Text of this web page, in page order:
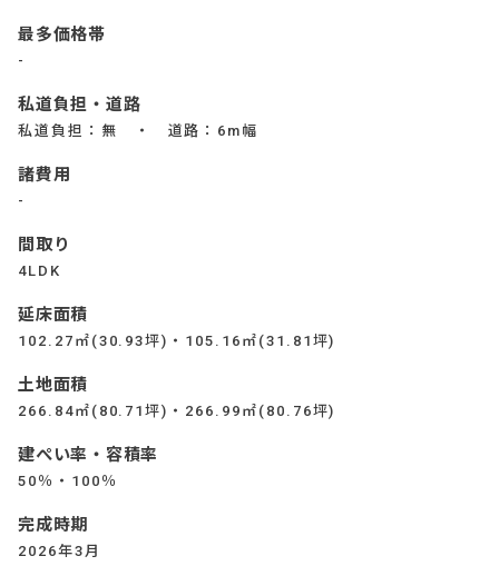
最多価格帯
-
私道負担・道路
私道負担：無 ・ 道路：6m幅
諸費用
-
間取り
4LDK
延床面積
102.27㎡(30.93坪)・105.16㎡(31.81坪)
土地面積
266.84㎡(80.71坪)・266.99㎡(80.76坪)
建ぺい率・容積率
50％・100％
完成時期
2026年3月